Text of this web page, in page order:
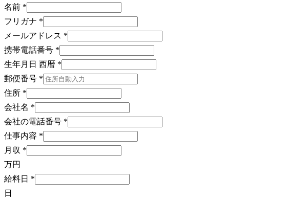
名前 *
名
前
郵
便
番
号
西
暦
フリガナ *
メールアドレス *
携帯電話番号 *
生年月日 西暦 *
郵便番号 *
住所 *
会社名 *
会社の電話番号 *
仕事内容 *
月収 *
万円
給料日 *
日